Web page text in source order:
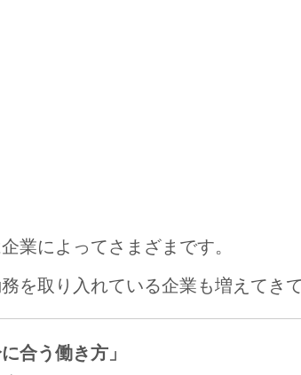
業によってさまざまです。
を取り入れている企業も増えてきて
合う働き方」